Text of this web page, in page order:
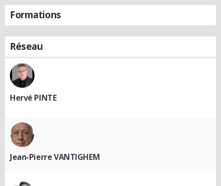
Formations
Réseau
Hervé PINTE
Jean-Pierre VANTIGHEM